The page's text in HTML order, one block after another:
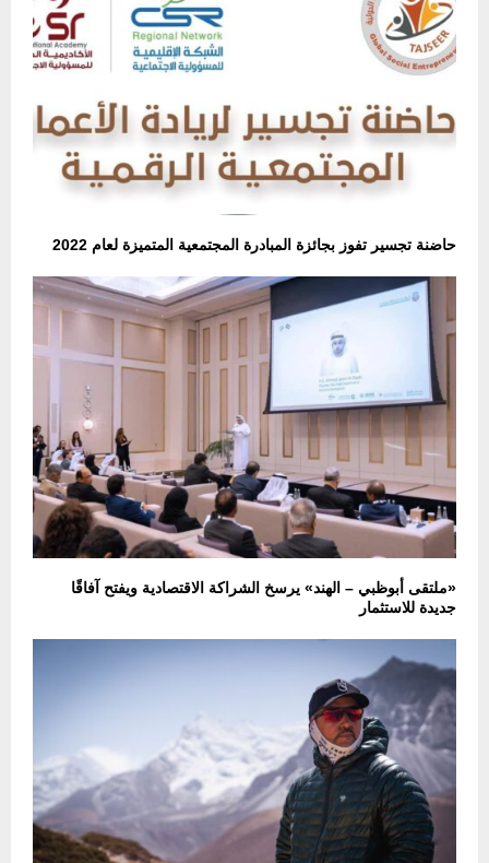
حاضنة تجسير تفوز بجائزة المبادرة المجتمعية المتميزة لعام 2022
«ملتقى أبوظبي – الهند» يرسخ الشراكة الاقتصادية ويفتح آفاقًا
جديدة للاستثمار